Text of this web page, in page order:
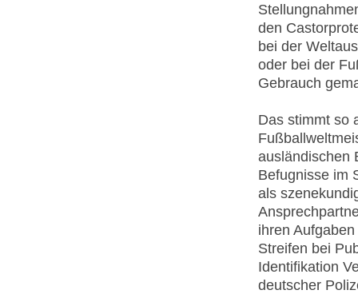
den
bei der
oder bei der
Gebrauch
Das stimmt so
ausländischen
Befugnisse im
als
ihren
Streifen bei
Identifikation
deutscher